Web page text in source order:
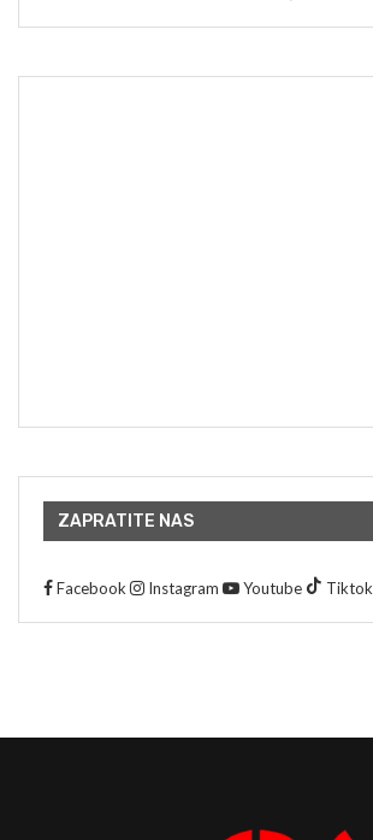
ZAPRATITE NAS
Facebook Instagram Youtube Tiktok